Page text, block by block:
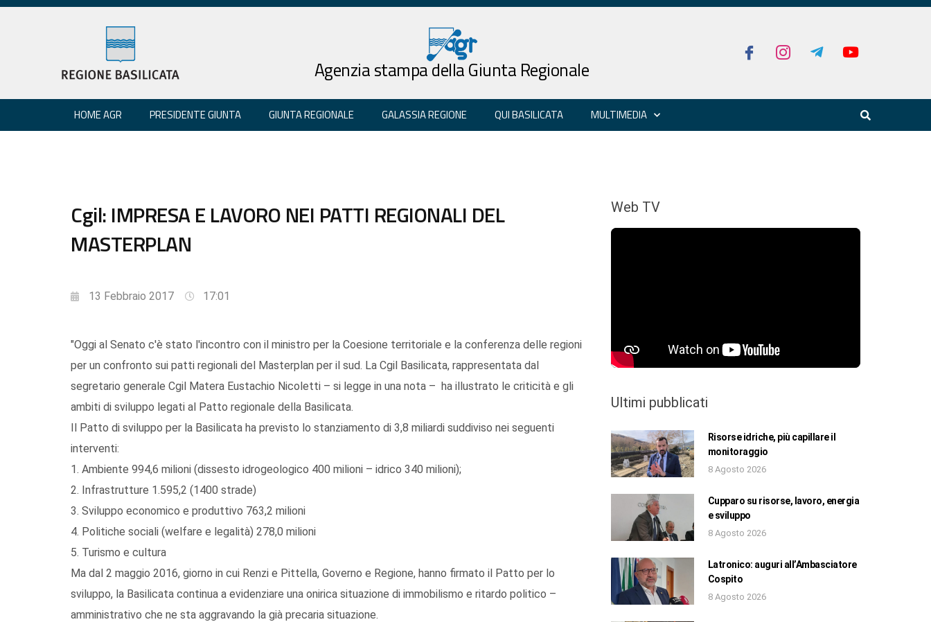
Agenzia stampa della Giunta Regionale
HOME AGR PRESIDENTE GIUNTA GIUNTA REGIONALE GALASSIA REGIONE QUI BASILICATA MULTIMEDIA
Cgil: IMPRESA E LAVORO NEI PATTI REGIONALI DEL
MASTERPLAN
13 Febbraio 2017 17:01
"Oggi al Senato c'è stato l'incontro con il ministro per la Coesione territoriale e la conferenza delle regioni
per un confronto sui patti regionali del Masterplan per il sud. La Cgil Basilicata, rappresentata dal
segretario generale Cgil Matera Eustachio Nicoletti – si legge in una nota – ha illustrato le criticità e gli
ambiti di sviluppo legati al Patto regionale della Basilicata.
Il Patto di sviluppo per la Basilicata ha previsto lo stanziamento di 3,8 miliardi suddiviso nei seguenti
interventi:
1. Ambiente 994,6 milioni (dissesto idrogeologico 400 milioni – idrico 340 milioni);
2. Infrastrutture 1.595,2 (1400 strade)
3. Sviluppo economico e produttivo 763,2 milioni
4. Politiche sociali (welfare e legalità) 278,0 milioni
5. Turismo e cultura
Ma dal 2 maggio 2016, giorno in cui Renzi e Pittella, Governo e Regione, hanno firmato il Patto per lo
sviluppo, la Basilicata continua a evidenziare una onirica situazione di immobilismo e ritardo politico –
amministrativo che ne sta aggravando la già precaria situazione.
Web TV
Ultimi pubblicati
Risorse idriche, più capillare il
monitoraggio
8 Agosto 2026
Cupparo su risorse, lavoro, energia
e sviluppo
8 Agosto 2026
Latronico: auguri all’Ambasciatore
Cospito
8 Agosto 2026